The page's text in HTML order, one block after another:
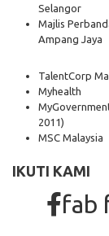
Selangor
Majlis
Ampang Jaya
TalentCorp
Myhealth
2011)
MSC Malaysia
IKUTI KAMI
fab